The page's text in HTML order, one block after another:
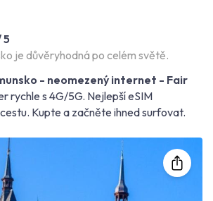
5
je důvěryhodná po celém světě.
- neomezený internet - Fair
rychle s 4G/5G. Nejlepší eSIM
Kupte a začněte ihned surfovat.